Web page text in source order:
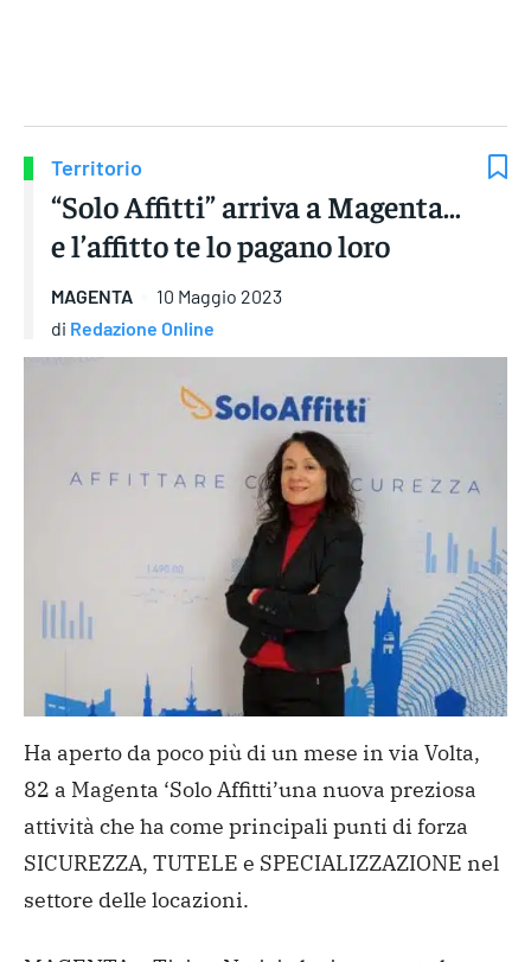
Territorio
“Solo Affitti” arriva a Magenta…
e l’affitto te lo pagano loro
MAGENTA
10 Maggio 2023
di Redazione Online
Ha aperto da poco più di un mese in via Volta,
82 a Magenta ‘Solo Affitti’una nuova preziosa
attività che ha come principali punti di forza
SICUREZZA, TUTELE e SPECIALIZZAZIONE nel
settore delle locazioni.